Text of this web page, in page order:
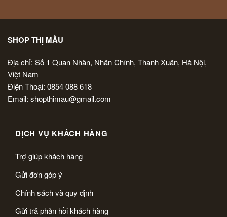
SHOP THỊ MẦU
Địa chỉ: Số 1 Quan Nhân, Nhân Chính, Thanh Xuân, Hà Nội,
Việt Nam
Điện Thoại: 0854 088 618
Email: shopthimau@gmail.com
DỊCH VỤ KHÁCH HÀNG
Trợ giúp khách hàng
Gửi đơn góp ý
Chính sách và quy định
Gửi trả phản hồi khách hàng